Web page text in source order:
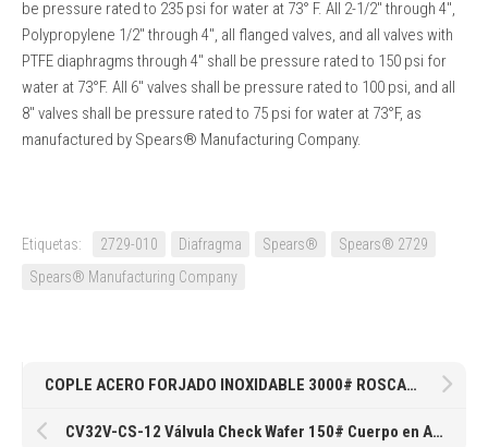
be pressure rated to 235 psi for water at 73° F. All 2-1/2″ through 4″,
Polypropylene 1/2″ through 4″, all flanged valves, and all valves with
PTFE diaphragms through 4″ shall be pressure rated to 150 psi for
water at 73°F. All 6″ valves shall be pressure rated to 100 psi, and all
8″ valves shall be pressure rated to 75 psi for water at 73°F, as
manufactured by Spears® Manufacturing Company.
Etiquetas: 2729-010 Diafragma Spears®
Spears®️ 2729
Spears® Manufacturing Company
COPLE ACERO FORJADO INOXIDABLE 3000# ROSCADO 1-1/2″ 38MM
CV32V-CS-12 Válvula Check Wafer 150# Cuerpo en Acero al Carbón, Disco de Acero Inoxidable, Sello de Vitón de 4″